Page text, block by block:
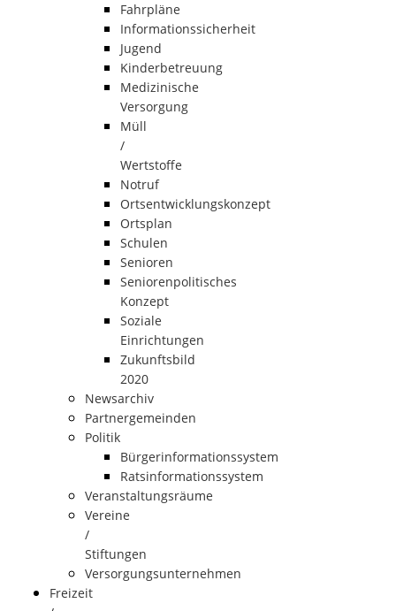
Fahrpläne
Informationssicherheit
Jugend
Kinderbetreuung
Medizinische
Versorgung
Müll
/
Wertstoffe
Notruf
Ortsentwicklungskonzept
Ortsplan
Schulen
Senioren
Seniorenpolitisches
Konzept
Soziale
Einrichtungen
Zukunftsbild
2020
Newsarchiv
Partnergemeinden
Politik
Bürgerinformationssystem
Ratsinformationssystem
Veranstaltungsräume
Vereine
/
Stiftungen
Versorgungsunternehmen
Freizeit